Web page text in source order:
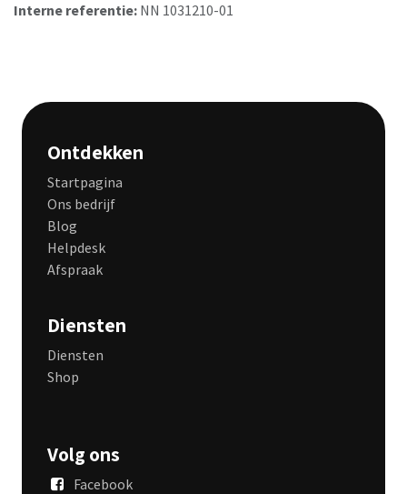
Interne referentie: NN 1031210-01
Ontdekken
Startpagina
Ons bedrijf
Blog
Helpdesk
Afspraak
Diensten
Diensten
Shop
Volg ons
Facebook